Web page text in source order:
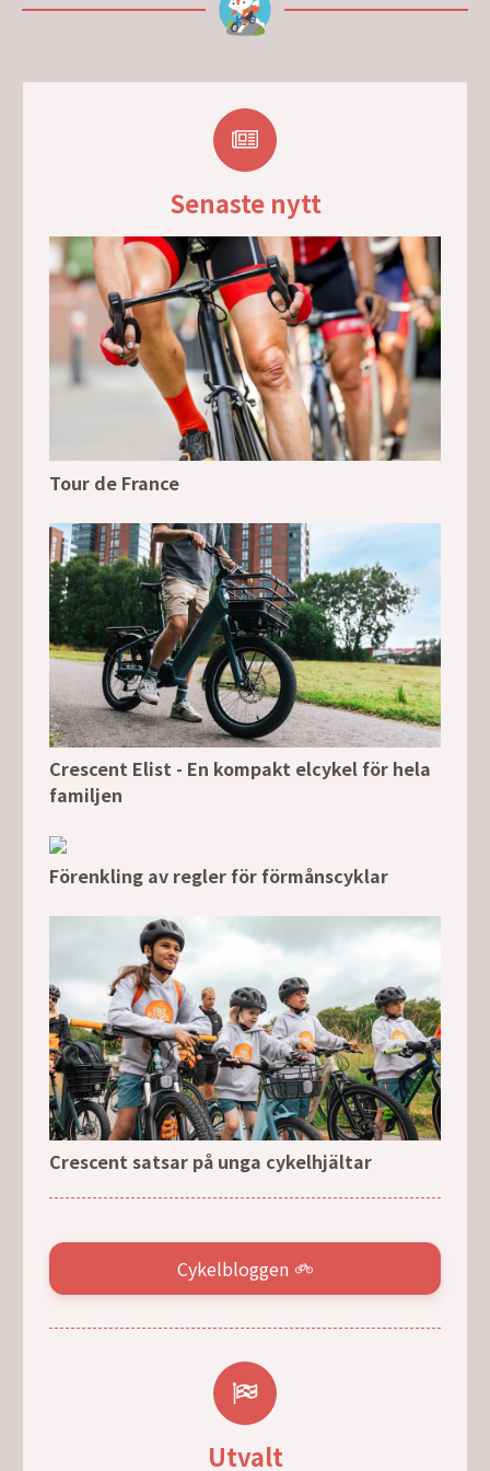
Senaste nytt
Tour de France
Crescent Elist - En kompakt elcykel för hela
familjen
Förenkling av regler för förmånscyklar
Crescent satsar på unga cykelhjältar
Cykelbloggen
Utvalt